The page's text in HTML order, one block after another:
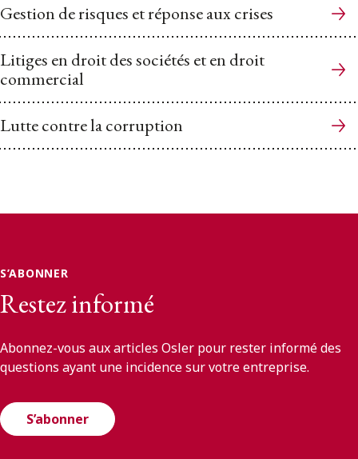
Gestion de risques et réponse aux crises
Litiges en droit des sociétés et en droit
commercial
Lutte contre la corruption
S’ABONNER
Restez informé
Abonnez-vous aux articles Osler pour rester informé des
questions ayant une incidence sur votre entreprise.
S’abonner